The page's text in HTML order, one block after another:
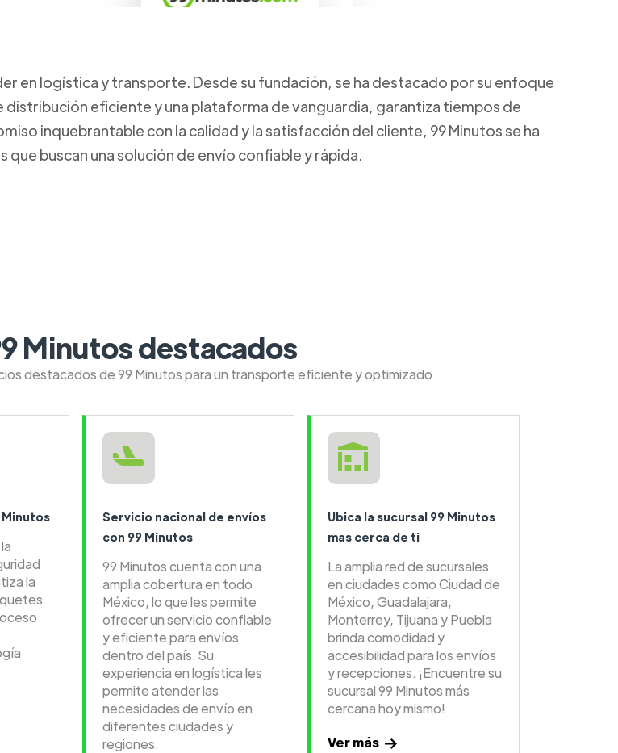
en logística y transporte. Desde su fundación, se ha destacado por su enfoque
eficiente y una plataforma de vanguardia, garantiza tiempos de
inquebrantable con la calidad y la satisfacción del cliente, 99 Minutos se ha
buscan una solución de envío confiable y rápida.
Minutos destacados
destacados de 99 Minutos para un transporte eficiente y optimizado
Minutos
la
Servicio nacional de envíos
con 99 Minutos
99 Minutos cuenta con una
amplia cobertura en todo
México, lo que les permite
ofrecer un servicio confiable
y eficiente para envíos
dentro del país. Su
experiencia en logística les
permite atender las
necesidades de envío en
diferentes ciudades y
regiones.
Ubica la sucursal 99 Minutos
mas cerca de ti
La amplia red de sucursales
en ciudades como Ciudad de
México, Guadalajara,
Monterrey, Tijuana y Puebla
brinda comodidad y
accesibilidad para los envíos
y recepciones. ¡Encuentre su
sucursal 99 Minutos más
cercana hoy mismo!
Ver más